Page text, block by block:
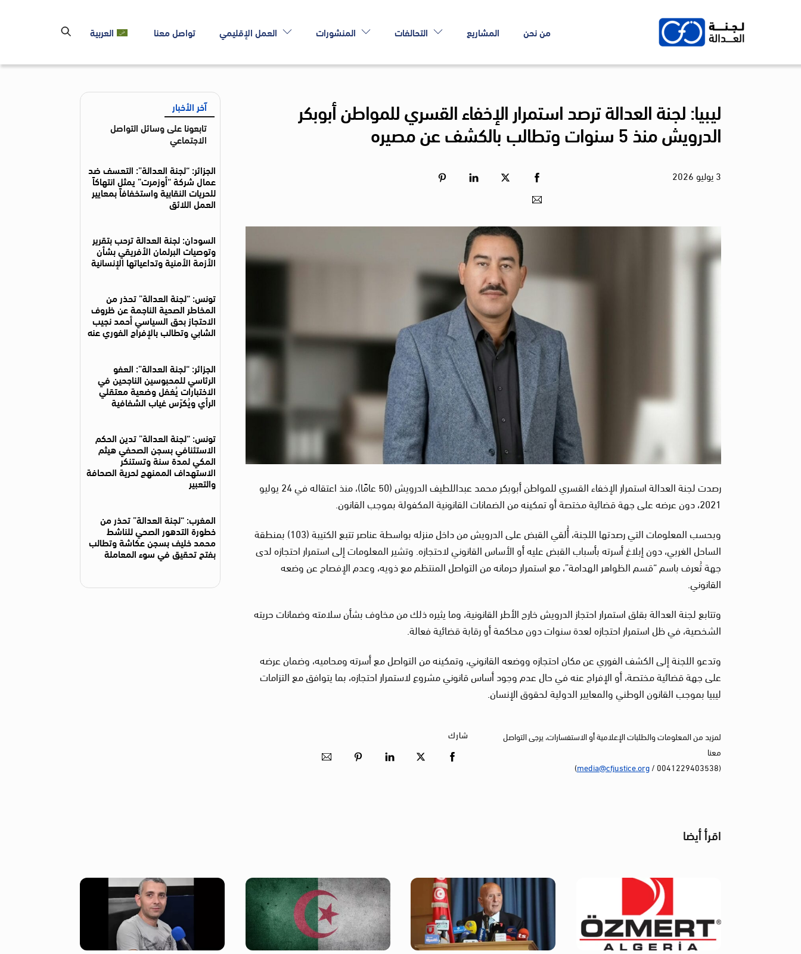
من نحن المشاريع التحالفات المنشورات العمل الإقليمي تواصل معنا العربية
ليبيا: لجنة العدالة ترصد استمرار الإخفاء القسري للمواطن أبوبكر
الدرويش منذ 5 سنوات وتطالب بالكشف عن مصيره
3يوليو 2026
رصدت لجنة العدالة استمرار الإخفاء القسري للمواطن أبوبكر محمد عبداللطيف الدرويش (50 عامًا)، منذ اعتقاله في 24 يوليو
2021، دون عرضه على جهة قضائية مختصة أو تمكينه من الضمانات القانونية المكفولة بموجب القانون.
وبحسب المعلومات التي رصدتها اللجنة، أُلقي القبض على الدرويش من داخل منزله بواسطة عناصر تتبع الكتيبة (103) بمنطقة
الساحل الغربي، دون إبلاغ أسرته بأسباب القبض عليه أو الأساس القانوني لاحتجازه. وتشير المعلومات إلى استمرار احتجازه لدى
جهة تُعرف باسم “قسم الظواهر الهدامة”، مع استمرار حرمانه من التواصل المنتظم مع ذويه، وعدم الإفصاح عن وضعه
القانوني.
وتتابع لجنة العدالة بقلق استمرار احتجاز الدرويش خارج الأطر القانونية، وما يثيره ذلك من مخاوف بشأن سلامته وضمانات حريته
الشخصية، في ظل استمرار احتجازه لعدة سنوات دون محاكمة أو رقابة قضائية فعالة.
وتدعو اللجنة إلى الكشف الفوري عن مكان احتجازه ووضعه القانوني، وتمكينه من التواصل مع أسرته ومحاميه، وضمان عرضه
على جهة قضائية مختصة، أو الإفراج عنه في حال عدم وجود أساس قانوني مشروع لاستمرار احتجازه، بما يتوافق مع التزامات
ليبيا بموجب القانون الوطني والمعايير الدولية لحقوق الإنسان.
لمزيد من المعلومات والطلبات الإعلامية أو الاستفسارات، يرجى التواصل
معنا
(0041229403538 /
media@cfjustice.org
)
شارك
آخر الأخبار
تابعونا على وسائل التواصل
الاجتماعي
الجزائر: “لجنة العدالة”: التعسف ضد
عمال شركة “أوزمرت” يمثل انتهاكاً
للحريات النقابية واستخفافاً بمعايير
العمل اللائق
السودان: لجنة العدالة ترحب بتقرير
وتوصيات البرلمان الأفريقي بشأن
الأزمة الأمنية وتداعياتها الإنسانية
تونس: “لجنة العدالة” تحذر من
المخاطر الصحية الناجمة عن ظروف
الاحتجاز بحق السياسي أحمد نجيب
الشابي وتطالب بالإفراج الفوري عنه
الجزائر: “لجنة العدالة”: العفو
الرئاسي للمحبوسين الناجحين في
الاختبارات يُغفل وضعية معتقلي
الرأي ويُكرّس غياب الشفافية
تونس: “لجنة العدالة” تدين الحكم
الاستئنافي بسجن الصحفي هيثم
المكي لمدة سنة وتستنكر
الاستهداف الممنهج لحرية الصحافة
والتعبير
المغرب: “لجنة العدالة” تحذر من
خطورة التدهور الصحي للناشط
محمد خليف بسجن عكاشة وتطالب
بفتح تحقيق في سوء المعاملة
اقرأ أيضا